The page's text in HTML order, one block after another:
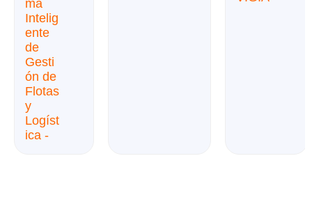
ma
Intelig
ente
de
Gesti
ón de
Flotas
y
Logíst
ica -